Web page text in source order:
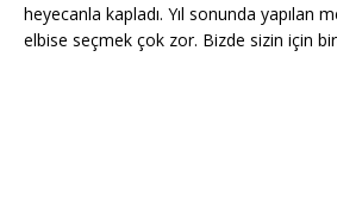
heyecanla kapladı. Yıl sonunda yapılan
elbise seçmek çok zor. Bizde sizin için